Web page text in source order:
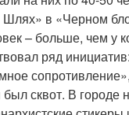
Шлях» в «Черном
– больше, чем у
ряд
сквот. В городе